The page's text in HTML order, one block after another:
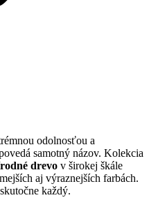
odolnosťou a
samotný názov. Kolekcia
drevo v širokej škále
aj výraznejších farbách.
každý.